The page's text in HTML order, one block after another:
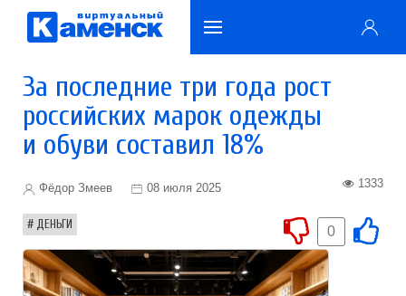
За последние три года рост
российских марок одежды
и обуви составил 18%
Фёдор Змеев 08 июля 2025 1333
ДЕНЬГИ 0